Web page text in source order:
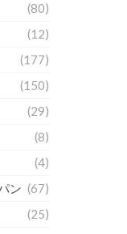
(80)
(12)
(177)
(150)
(29)
(8)
(4)
ン (67)
(25)